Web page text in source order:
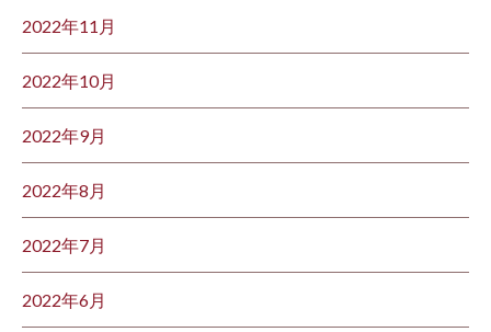
2022年11月
2022年10月
2022年9月
2022年8月
2022年7月
2022年6月